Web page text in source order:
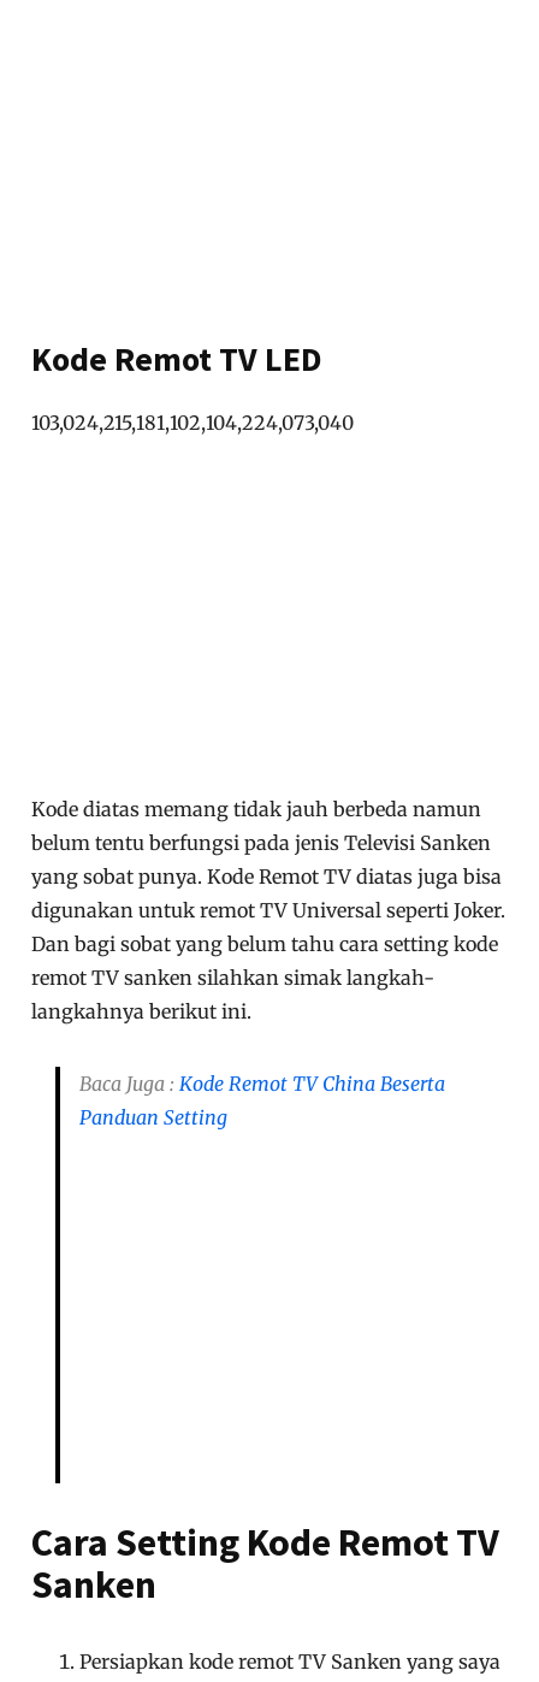
Kode Remot TV LED
103,024,215,181,102,104,224,073,040
Kode diatas memang tidak jauh berbeda namun
belum tentu berfungsi pada jenis Televisi Sanken
yang sobat punya. Kode Remot TV diatas juga bisa
digunakan untuk remot TV Universal seperti Joker.
Dan bagi sobat yang belum tahu cara setting kode
remot TV sanken silahkan simak langkah-
langkahnya berikut ini.
Baca Juga :Kode Remot TV China Beserta
Panduan Setting
Cara Setting Kode Remot TV
Sanken
Persiapkan kode remot TV Sanken yang saya